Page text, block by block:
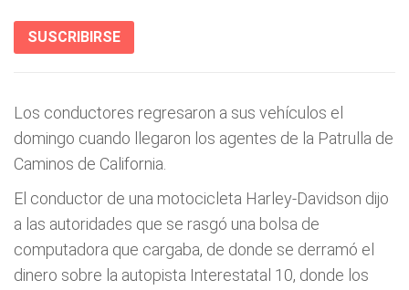
SUSCRIBIRSE
Los conductores regresaron a sus vehículos el
domingo cuando llegaron los agentes de la Patrulla de
Caminos de California.
El conductor de una motocicleta Harley-Davidson dijo
a las autoridades que se rasgó una bolsa de
computadora que cargaba, de donde se derramó el
dinero sobre la autopista Interestatal 10, donde los